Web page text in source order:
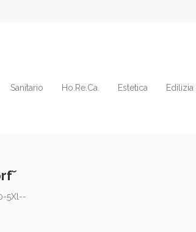
Sanitario Ho.Re.Ca. Estetica
5Xl--